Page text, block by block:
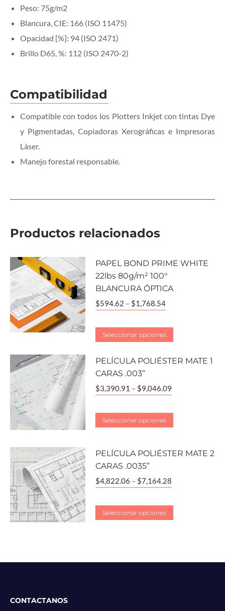
Peso: 75g/m2
Blancura, CIE: 166 (ISO 11475)
Opacidad [%]: 94 (ISO 2471)
Brillo D65, %: 112 (ISO 2470-2)
Compatibilidad
Compatible con todos los Plotters Inkjet con tintas Dye
y Pigmentadas, Copiadoras Xerográficas e Impresoras
Láser.
Manejo forestal responsable.
Productos relacionados
PAPEL BOND PRIME WHITE
22lbs 80g/m² 100°
BLANCURA ÓPTICA
$594.62 – $1,768.54
Seleccionar opciones
PELÍCULA POLIÉSTER MATE 1
CARAS .003”
$3,390.91 – $9,046.09
Seleccionar opciones
PELÍCULA POLIÉSTER MATE 2
CARAS .0035”
$4,822.06 – $7,164.28
Seleccionar opciones
CONTACTANOS